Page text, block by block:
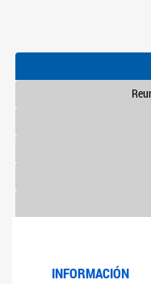
INFORMACIÓN